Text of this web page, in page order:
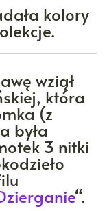
kolory
wziął
która
(z
była
3 nitki
“.